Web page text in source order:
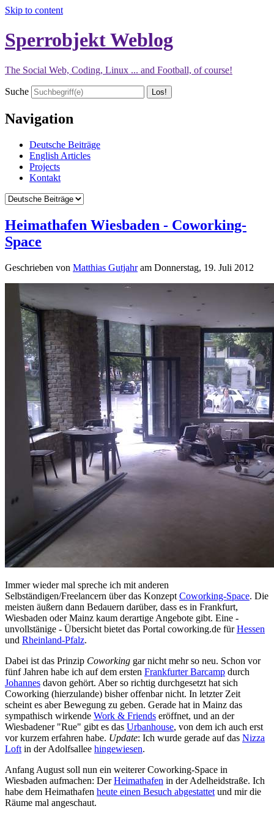
Skip to content
Sperrobjekt Weblog
The Social Web, Coding, Linux ... and Football, of course!
Suche
Navigation
Deutsche Beiträge
English Articles
Projects
Kontakt
Heimathafen Wiesbaden - Coworking-
Space
Geschrieben von Matthias Gutjahram Donnerstag, 19. Juli 2012
Immer wieder mal spreche ich mit anderen
Selbständigen/Freelancern über das Konzept Coworking-Space. Die
meisten äußern dann Bedauern darüber, dass es in Frankfurt,
Wiesbaden oder Mainz kaum derartige Angebote gibt. Eine -
unvollstänige - Übersicht bietet das Portal coworking.de fürHessen
und Rheinland-Pfalz.
Dabei ist das Prinzip Coworking gar nicht mehr so neu. Schon vor
fünf Jahren habe ich auf dem ersten Frankfurter Barcamp durch
Johannes davon gehört. Aber so richtig durchgesetzt hat sich
Coworking (hierzulande) bisher offenbar nicht. In letzter Zeit
scheint es aber Bewegung zu geben. Gerade hat in Mainz das
sympathisch wirkende Work & Friends eröffnet, und an der
Wiesbadener "Rue" gibt es das Urbanhouse, von dem ich auch erst
vor kurzem erfahren habe. Update: Ich wurde gerade auf das Nizza
Loft in der Adolfsallee hingewiesen.
Anfang August soll nun ein weiterer Coworking-Space in
Wiesbaden aufmachen: DerHeimathafen in der Adelheidstraße. Ich
habe dem Heimathafen heute einen Besuch abgestattet und mir die
Räume mal angeschaut.